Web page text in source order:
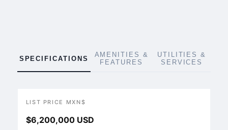
SPECIFICATIONS
AMENITIES &
FEATURES
UTILITIES &
SERVICES
LIST PRICE MXN$
$6,200,000 USD